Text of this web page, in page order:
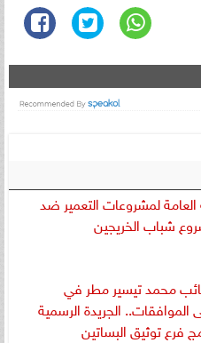
العامة لمشروعات التعمير ضد
شباب الخريجين
محمد تيسير مطر في
الجريدة الرسمية
فرع توثيق البساتين